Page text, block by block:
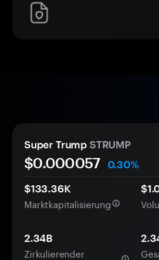
Super Trump STRUMP
$0.000057
0.30%
$133.36K
Marktkapitalisierung
2.34B
Zirkulierender